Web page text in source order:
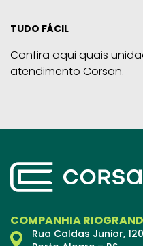
TUDO FÁCIL
Confira aqui quais
atendimento Corsan.
COMPANHIA
Rua Caldas Junior,